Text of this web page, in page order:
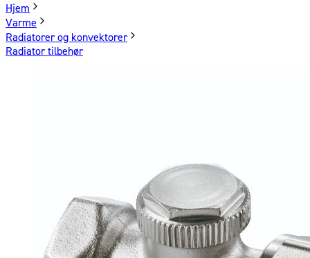
Hjem
Varme
Radiatorer og konvektorer
Radiator tilbehør